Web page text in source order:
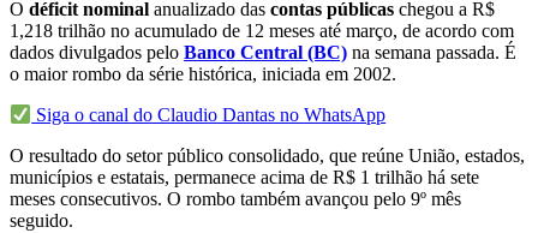
O déficit nominal anualizado das contas públicas chegou a R$
1,218 trilhão no acumulado de 12 meses até março, de acordo com
dados divulgados pelo Banco Central (BC) na semana passada. É
o maior rombo da série histórica, iniciada em 2002.
Siga o canal do Claudio Dantas no WhatsApp
O resultado do setor público consolidado, que reúne União, estados,
municípios e estatais, permanece acima de R$ 1 trilhão há sete
meses consecutivos. O rombo também avançou pelo 9º mês
seguido.